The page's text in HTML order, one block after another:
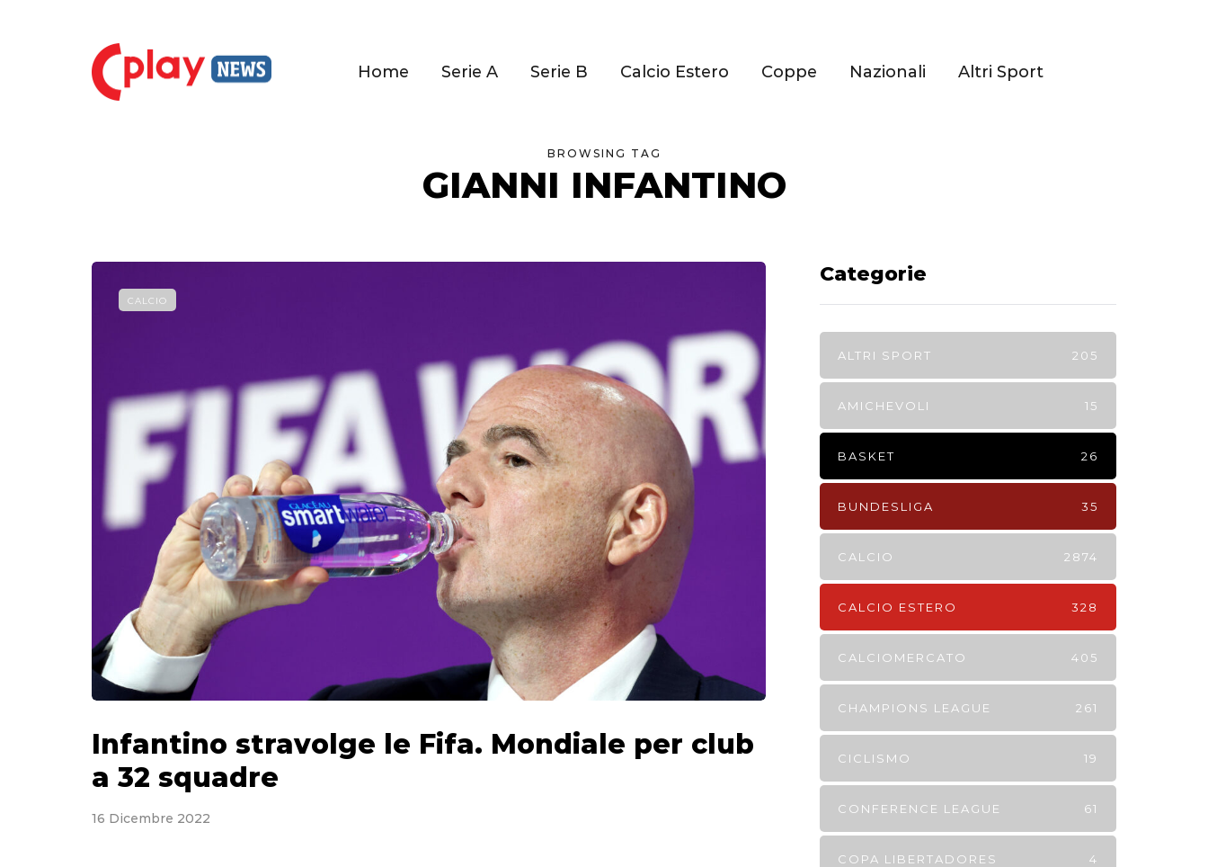
Home Serie A Serie B Calcio Estero Coppe Nazionali Altri Sport
BROWSING TAG
GIANNI INFANTINO
CALCIO
Infantino stravolge le Fifa. Mondiale per club
a 32 squadre
16 Dicembre 2022
Categorie
ALTRI SPORT 205
AMICHEVOLI 15
BASKET 26
BUNDESLIGA 35
CALCIO 2874
CALCIO ESTERO 328
CALCIOMERCATO 405
CHAMPIONS LEAGUE 261
CICLISMO 19
CONFERENCE LEAGUE 61
COPA LIBERTADORES 4